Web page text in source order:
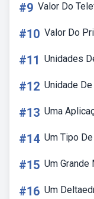
#9 Valor Do
#10 Valor Do
#11 Unidades
#12 Unidade
#13 Uma
#14 Um Tipo
#15 Um Grande
#16 Um